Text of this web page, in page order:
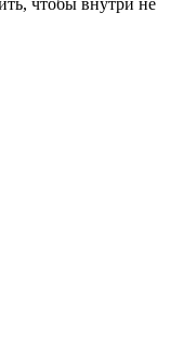
чтобы внутри не